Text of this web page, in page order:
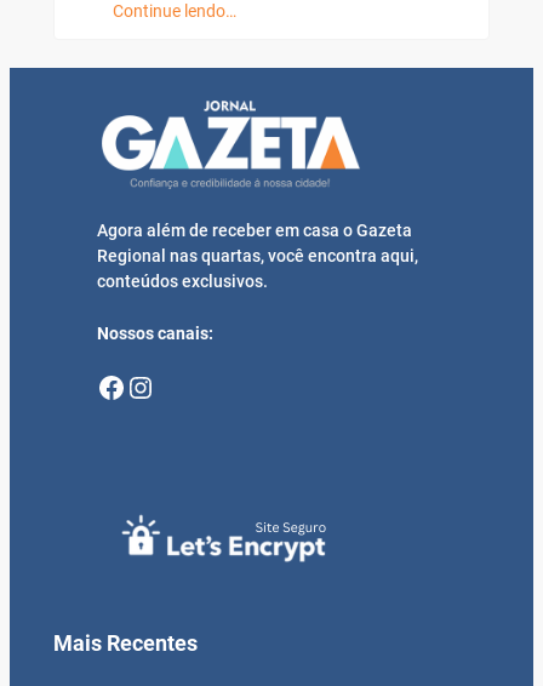
Continue lendo…
Agora além de receber em casa o Gazeta
Regional nas quartas, você encontra aqui,
conteúdos exclusivos.
Nossos canais:
Facebook Instagram
Mais Recentes